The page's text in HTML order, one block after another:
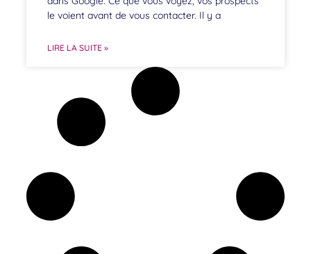
le voient avant de vous contacter. Il y a
LIRE LA SUITE »